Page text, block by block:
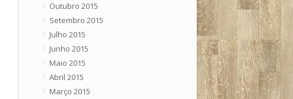
Outubro 2015
Setembro 2015
Julho 2015
Junho 2015
Maio 2015
Abril 2015
Março 2015